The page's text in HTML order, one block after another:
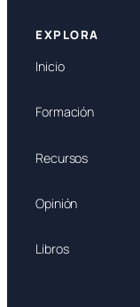
EXPLORA
Inicio
Formación
Recursos
Opinión
Libros